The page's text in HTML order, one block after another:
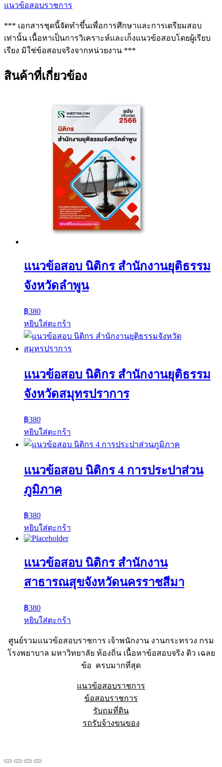
แนวข้อสอบราชการ
*** เอกสารชุดนี้จัดทำขึ้นเพื่อการศึกษาและการเตรียมสอบ
เท่านั้น เนื้อหาเป็นการวิเคราะห์และเก็งแนวข้อสอบโดยผู้เรียบ
เรียง มิใช่ข้อสอบจริงจากหน่วยงาน ***
สินค้าที่เกี่ยวข้อง
แนวข้อสอบ นิติกร สำนักงานยุติธรรม
จังหวัดลำพูน
฿380
หยิบใส่ตะกร้า
แนวข้อสอบ นิติกร สำนักงานยุติธรรม
จังหวัดสมุทรปราการ
฿380
หยิบใส่ตะกร้า
แนวข้อสอบ นิติกร 4 การประปาส่วน
ภูมิภาค
฿380
หยิบใส่ตะกร้า
แนวข้อสอบ นิติกร สำนักงาน
สาธารณสุขจังหวัดนครราชสีมา
฿380
หยิบใส่ตะกร้า
ศูนย์รวมแนวข้อสอบราชการ เจ้าพนักงาน งานกระทรวง กรม
โรงพยาบาล มหาวิทยาลัย ท้องถิ่น เนื้อหาข้อสอบจริง ติว เฉลย
ข้อ ครบมากที่สุด
แนวข้อสอบราชการ
ข้อสอบราชการ
รับถมที่ดิน
รถรับจ้างขนของ